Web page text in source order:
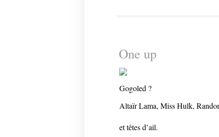
One up
Gogoled ?
Altaïr Lama, Miss Hulk,
et têtes d’ail.